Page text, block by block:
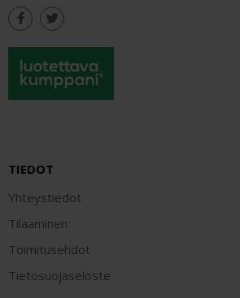
TIEDOT
Yhteystiedot
Tilaaminen
Toimitusehdot
Tietosuojaseloste